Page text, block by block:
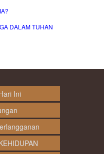
DALAM TUHAN
Ini